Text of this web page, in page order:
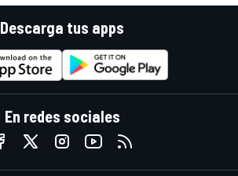
Descarga tus apps
En redes sociales